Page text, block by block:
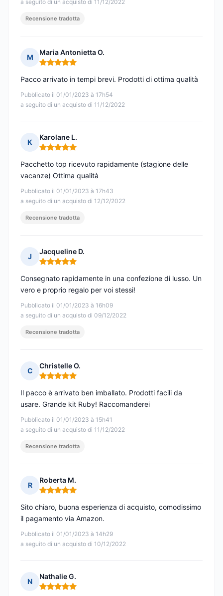
a seguito di un acquisto di 11/12/2022
Recensione tradotta
M
Maria Antonietta O.
Nota: 5 su 5
Pubblicato il 01/01/2023 à 17h54
a seguito di un acquisto di 11/12/2022
Pacco arrivato in tempi brevi. Prodotti di ottima qualità
K
Karolane L.
Nota: 5 su 5
Pubblicato il 01/01/2023 à 17h43
a seguito di un acquisto di 12/12/2022
Pacchetto top ricevuto rapidamente (stagione delle
vacanze) Ottima qualità
Recensione tradotta
J
Jacqueline D.
Nota: 5 su 5
Pubblicato il 01/01/2023 à 16h09
a seguito di un acquisto di 09/12/2022
Consegnato rapidamente in una confezione di lusso. Un
vero e proprio regalo per voi stessi!
Recensione tradotta
C
Christelle O.
Nota: 5 su 5
Pubblicato il 01/01/2023 à 15h41
a seguito di un acquisto di 11/12/2022
Il pacco è arrivato ben imballato. Prodotti facili da
usare. Grande kit Ruby! Raccomanderei
Recensione tradotta
R
Roberta M.
Nota: 5 su 5
Pubblicato il 01/01/2023 à 14h29
a seguito di un acquisto di 10/12/2022
Sito chiaro, buona esperienza di acquisto, comodissimo
il pagamento via Amazon.
N
Nathalie G.
Nota: 5 su 5